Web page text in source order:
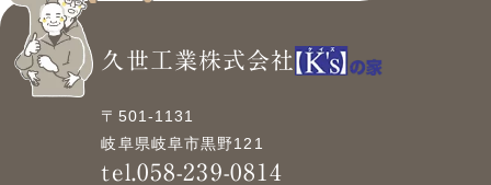
久世工業株式会社
〒501-1131
岐阜県岐阜市黒野121
tel.058-239-0814